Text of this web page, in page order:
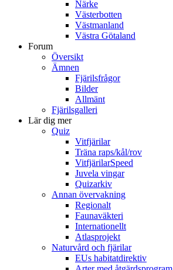
Närke
Västerbotten
Västmanland
Västra Götaland
Forum
Översikt
Ämnen
Fjärilsfrågor
Bilder
Allmänt
Fjärilsgalleri
Lär dig mer
Quiz
Vitfjärilar
Träna raps/kål/rov
VitfjärilarSpeed
Juvela vingar
Quizarkiv
Annan övervakning
Regionalt
Faunaväkteri
Internationellt
Atlasprojekt
Naturvård och fjärilar
EUs habitatdirektiv